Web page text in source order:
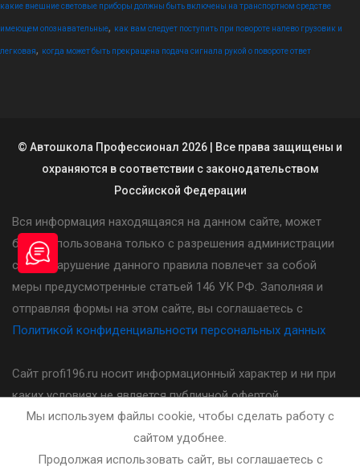
какие внешние световые приборы должны быть включены на транспортном средстве
имеющем опознавательные, как вам следует поступить при повороте налево грузовик и
легковая, когда может быть прекращена подача сигнала рукой о повороте ответ
© Автошкола Профессионал 2026 | Все права защищены и
охраняются в соответствии с законодательством
Россйиской Федерации
Вся информация находящаяся на данном сайте, может
быть использована только с разрешения администрации
сайта. Нарушение данного правила повлечет за собой
меры предусмотренные статьей 146 УК РФ. Заполняя и
отправляя формы на этом сайте, вы соглашаетесь с
Политикой конфиденциальности персональных данных
Сайт profi196.ru носит информационный характер и ни при
каких условиях не является публичной офертой,
определяемой положениями статьи 437(2) Гражданского
кодекса Российской Федерации. Стоимость, порядок и
другие условия предоставления услуг указанных на сайте
Мы используем файлы cookie, чтобы сделать работу с
сайтом удобнее.
Продолжая использовать сайт, вы соглашаетесь с